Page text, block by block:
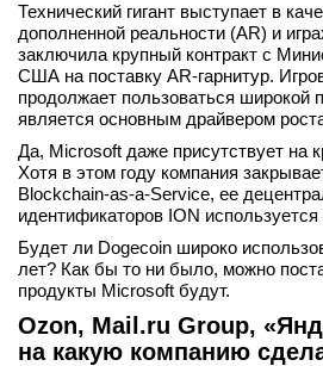
Технический гигант выступает в
дополненной реальности (AR) и
заключила крупный контракт с
США на поставку AR-гарнитур.
продолжает пользоваться широкой
является основным драйвером
Да, Microsoft даже присутствует на
Хотя в этом году компания
Blockchain-as-a-Service, ее
идентификаторов ION
Будет ли Dogecoin широко
лет? Как бы то ни было, можно
продукты Microsoft будут.
Ozon, Mail.ru Group,
на какую компанию